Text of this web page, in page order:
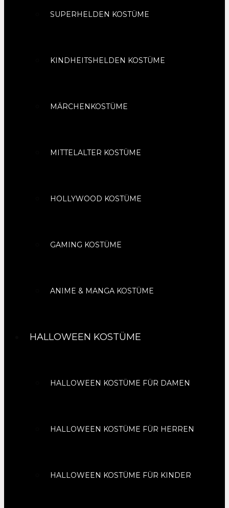
SUPERHELDEN KOSTÜME
KINDHEITSHELDEN KOSTÜME
MÄRCHENKOSTÜME
MITTELALTER KOSTÜME
HOLLYWOOD KOSTÜME
GAMING KOSTÜME
ANIME & MANGA KOSTÜME
HALLOWEEN KOSTÜME
HALLOWEEN KOSTÜME FÜR DAMEN
HALLOWEEN KOSTÜME FÜR HERREN
HALLOWEEN KOSTÜME FÜR KINDER